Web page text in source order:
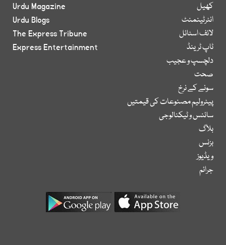
کھیل
انٹرٹینمنٹ
لائف اسٹائل
ٹاپ ٹرینڈ
دلچسپ و عجیب
صحت
سونے کے نرخ
پیٹرولیم مصنوعات کی قیمتیں
سائنس و ٹیکنالوجی
بلاگ
بزنس
ویڈیوز
جرائم
Urdu Magazine
Urdu Blogs
The Express Tribune
Express Entertainment